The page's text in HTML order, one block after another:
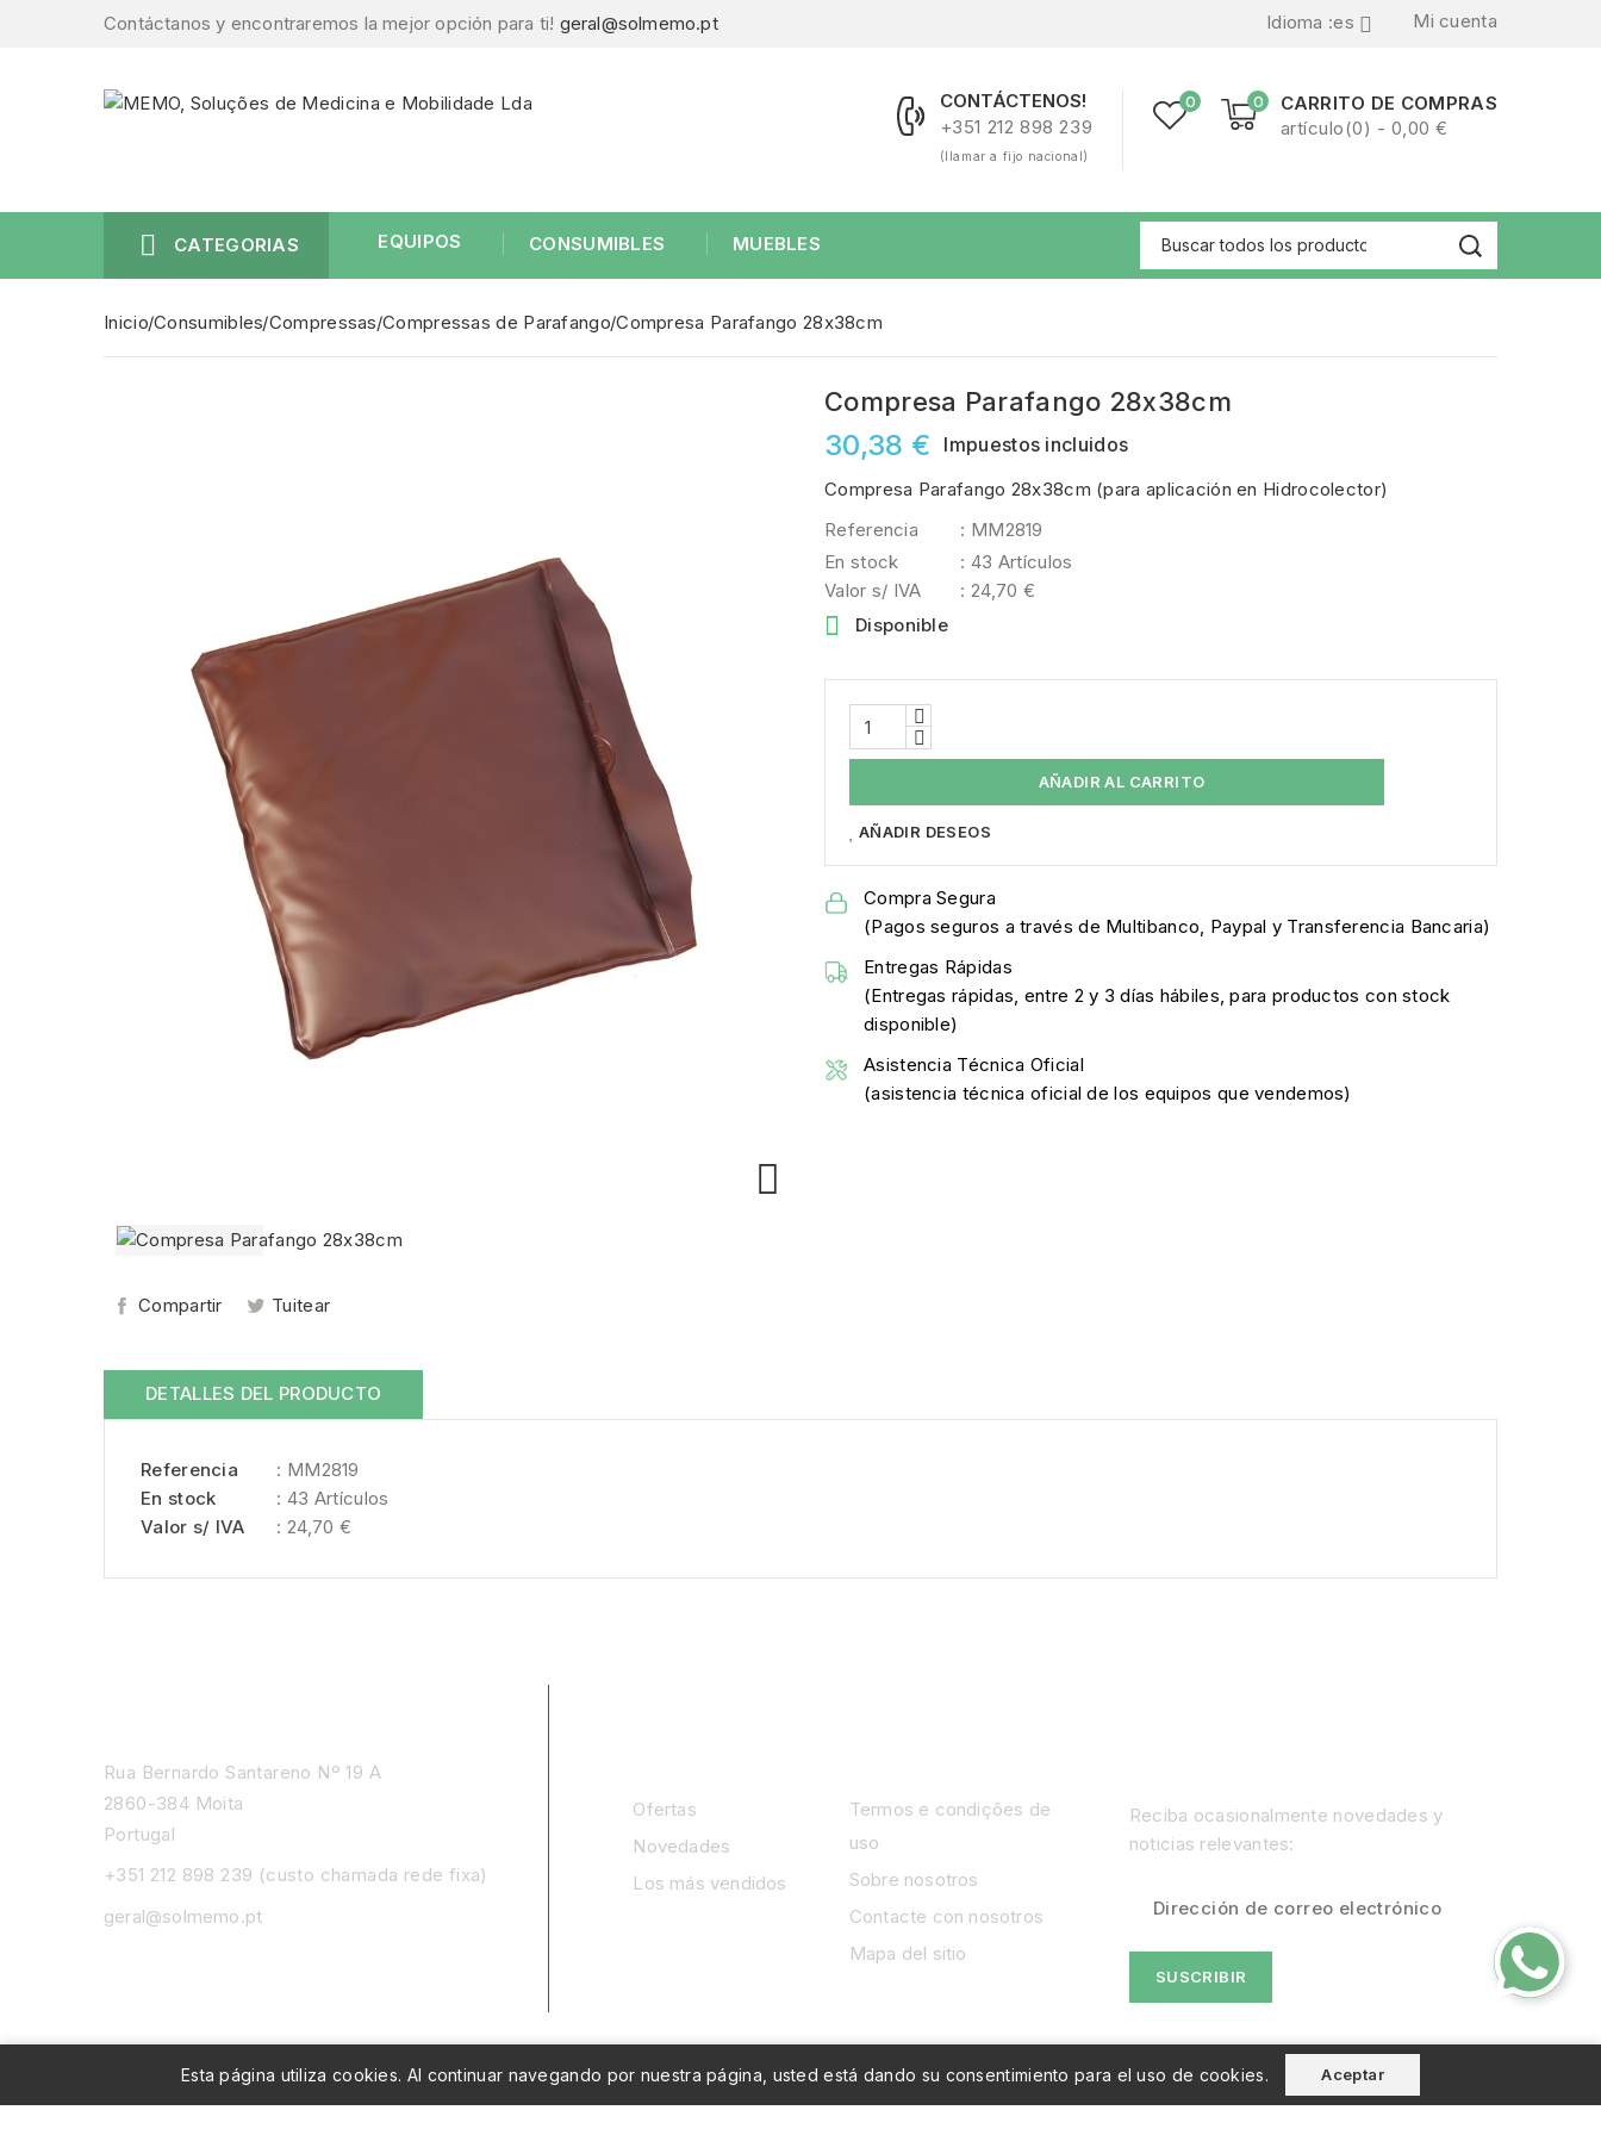
Contáctanos y encontraremos la mejor opción para ti! geral@solmemo.pt Mi cuenta
Idioma :es 
0
CARRITO DE COMPRAS
artículo(0) - 0,00 €
0
CONTÁCTENOS!
+351 212 898 239
(llamar a fijo nacional)
 CATEGORIAS EQUIPOS CONSUMIBLES MUEBLES
Inicio Consumibles Compressas Compressas de Parafango Compresa Parafango 28x38cm

Compartir Tuitear
Compresa Parafango 28x38cm
30,38 € Impuestos incluidos
Compresa Parafango 28x38cm (para aplicación en Hidrocolector)
Referencia
: MM2819
En stock
: 43 Artículos
Valor s/ IVA
: 24,70 €
 Disponible
AÑADIR AL CARRITO
AÑADIR DESEOS
Compra Segura
(Pagos seguros a través de Multibanco, Paypal y Transferencia Bancaria)
Entregas Rápidas
(Entregas rápidas, entre 2 y 3 días hábiles, para productos con stock
disponible)
Asistencia Técnica Oficial
(asistencia técnica oficial de los equipos que vendemos)
DETALLES DEL PRODUCTO
Referencia
: MM2819
En stock
: 43 Artículos
Valor s/ IVA
: 24,70 €
Rua Bernardo Santareno Nº 19 A
2860-384 Moita
Portugal
+351 212 898 239 (custo chamada rede fixa)
geral@solmemo.pt
Esta página utiliza cookies. Al continuar navegando por nuestra página, usted está dando su consentimiento para el uso de cookies. Aceptar
Ofertas
Novedades
Los más vendidos
Termos e condições de
uso
Sobre nosotros
Contacte con nosotros
Mapa del sitio
Reciba ocasionalmente novedades y
noticias relevantes: